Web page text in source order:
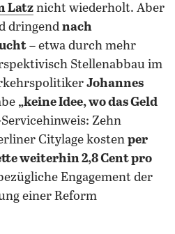
Latz nicht wiederholt. Aber
dringend nach
– etwa durch mehr
Stellenabbau im
Johannes
„keine Idee, wo das Geld
Servicehinweis: Zehn
Citylage kosten per
weiterhin 2,8 Cent pro
Engagement der
einer Reform